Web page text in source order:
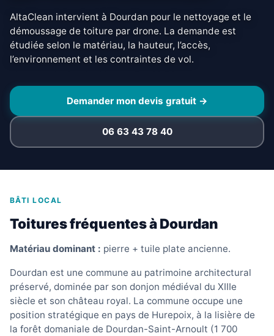
AltaClean intervient à Dourdan pour le nettoyage et le
démoussage de toiture par drone. La demande est
étudiée selon le matériau, la hauteur, l’accès,
l’environnement et les contraintes de vol.
Demander mon devis gratuit →
06 63 43 78 40
BÂTI LOCAL
Toitures fréquentes à Dourdan
Matériau dominant : pierre + tuile plate ancienne.
Dourdan est une commune au patrimoine architectural
préservé, dominée par son donjon médiéval du XIIIe
siècle et son château royal. La commune occupe une
position stratégique en pays de Hurepoix, à la lisière de
la forêt domaniale de Dourdan-Saint-Arnoult (1 700